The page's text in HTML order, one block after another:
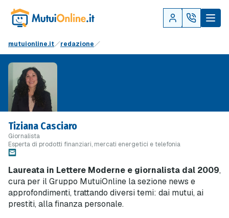
mutuionline.it redazione
Tiziana Casciaro
Giornalista
Esperta di prodotti finanziari, mercati energetici e telefonia
Laureata in Lettere Moderne e giornalista dal 2009,
cura per il Gruppo MutuiOnline la sezione news e
approfondimenti, trattando diversi temi: dai mutui, ai
prestiti, alla finanza personale.